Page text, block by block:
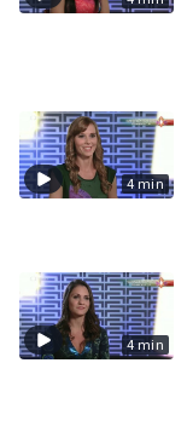
4 min
4 min